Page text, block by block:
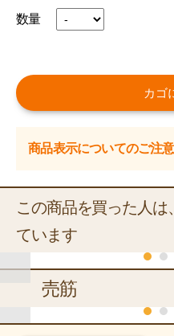
数量
カゴ
商品表示についてのご注
この商品を買った人は
ています
お酒
売筋
くらし